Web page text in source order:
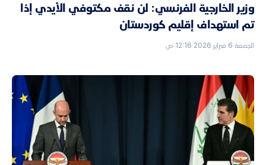
وزير الخارجية الفرنسي: لن نقف مكتوفي الأيدي إذا
تم استهداف إقليم كوردستان
الجمعة 6 فبراير 2026 12:16 ص